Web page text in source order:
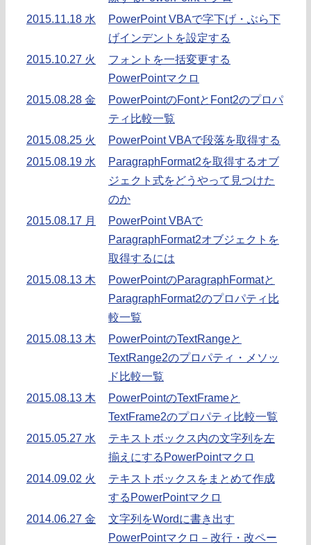
2015.11.18 水
PowerPoint VBAで字下げ・ぶら下
げインデントを設定する
2015.10.27 火
フォントを一括変更する
PowerPointマクロ
2015.08.28 金
PowerPointのFontとFont2のプロパ
ティ比較一覧
2015.08.25 火
PowerPoint VBAで段落を取得する
2015.08.19 水
ParagraphFormat2を取得するオブ
ジェクト式をどうやって見つけた
のか
2015.08.17 月
PowerPoint VBAで
ParagraphFormat2オブジェクトを
取得するには
2015.08.13 木
PowerPointのParagraphFormatと
ParagraphFormat2のプロパティ比
較一覧
2015.08.13 木
PowerPointのTextRangeと
TextRange2のプロパティ・メソッ
ド比較一覧
2015.08.13 木
PowerPointのTextFrameと
TextFrame2のプロパティ比較一覧
2015.05.27 水
テキストボックス内の文字列を左
揃えにするPowerPointマクロ
2014.09.02 火
テキストボックスをまとめて作成
するPowerPointマクロ
2014.06.27 金
文字列をWordに書き出す
PowerPointマクロ－改行・改ペー